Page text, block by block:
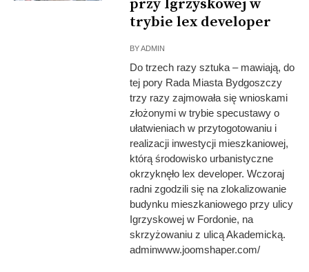
przy Igrzyskowej w
trybie lex developer
BYADMIN
Do trzech razy sztuka – mawiają, do
tej pory Rada Miasta Bydgoszczy
trzy razy zajmowała się wnioskami
złożonymi w trybie specustawy o
ułatwieniach w przytogotowaniu i
realizacji inwestycji mieszkaniowej,
którą środowisko urbanistyczne
okrzyknęło lex developer. Wczoraj
radni zgodzili się na zlokalizowanie
budynku mieszkaniowego przy ulicy
Igrzyskowej w Fordonie, na
skrzyżowaniu z ulicą Akademicką.
adminwww.joomshaper.com/